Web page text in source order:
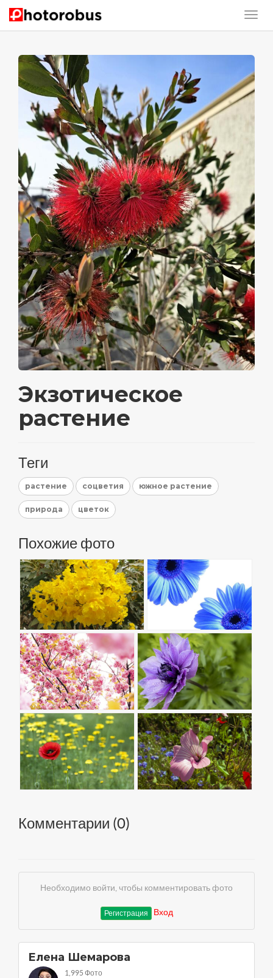
Экзотическое
растение
Теги
растение соцветия южное растение
природа цветок
Похожие фото
Комментарии (0)
Необходимо войти, чтобы комментировать фото
Регистрация Вход
Елена Шемарова
1,995 Фото